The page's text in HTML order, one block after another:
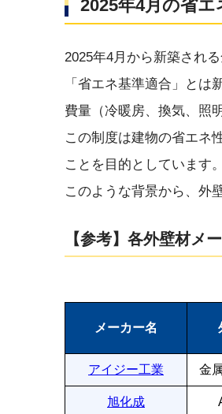
2025年4月の省エ
2025年4月から新築され
「省エネ基準適合」と
費量（冷暖房、換気、照
この制度は建物の省エネ
ことを目的としています。
このような背景から、外
【参考】各外壁材メ
メーカー名
アイジー工業 金
旭化成